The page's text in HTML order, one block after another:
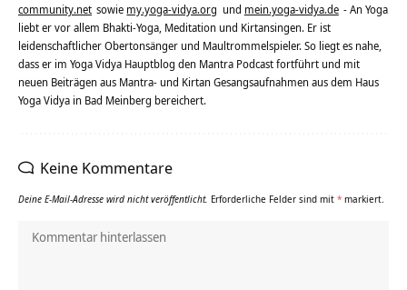
community.net sowie my.yoga-vidya.org und mein.yoga-vidya.de - An Yoga
liebt er vor allem Bhakti-Yoga, Meditation und Kirtansingen. Er ist
leidenschaftlicher Obertonsänger und Maultrommelspieler. So liegt es nahe,
dass er im Yoga Vidya Hauptblog den Mantra Podcast fortführt und mit
neuen Beiträgen aus Mantra- und Kirtan Gesangsaufnahmen aus dem Haus
Yoga Vidya in Bad Meinberg bereichert.
Keine Kommentare
Deine E-Mail-Adresse wird nicht veröffentlicht. Erforderliche Felder sind mit * markiert.